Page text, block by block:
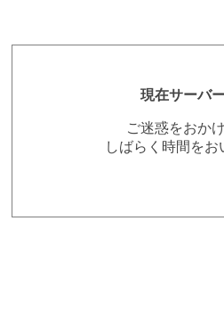
現在サーバ
ご迷惑をおか
しばらく時間を